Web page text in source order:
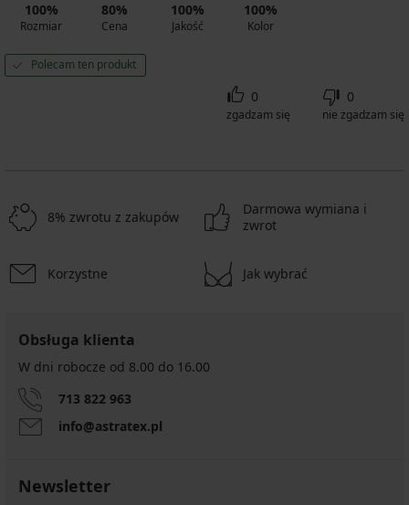
100%
Rozmiar
80%
Cena
100%
Jakość
100%
Kolor
Polecam ten produkt
0
zgadzam się
0
nie zgadzam się
8% zwrotu z zakupów
Darmowa wymiana i
zwrot
Korzystne Jak wybrać
Obsługa klienta
W dni robocze od 8.00 do 16.00
713 822 963
info@astratex.pl
Newsletter